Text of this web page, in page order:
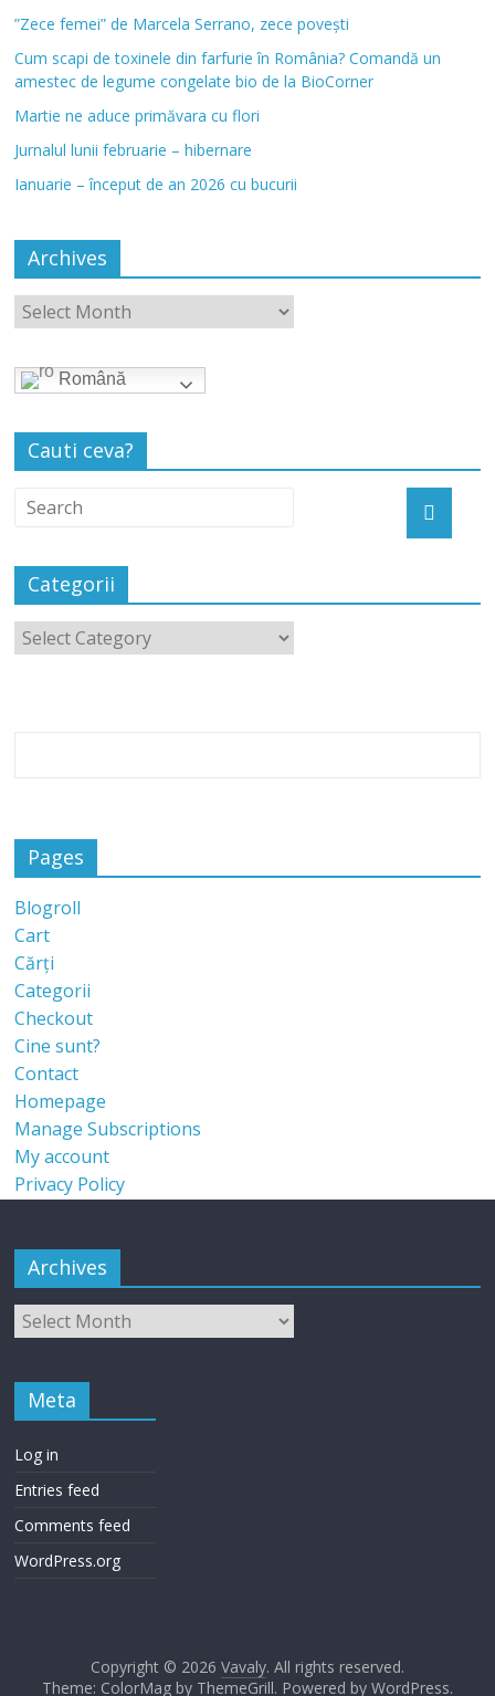
”Zece femei” de Marcela Serrano, zece povești
Cum scapi de toxinele din farfurie în România? Comandă un
amestec de legume congelate bio de la BioCorner
Martie ne aduce primăvara cu flori
Jurnalul lunii februarie – hibernare
Ianuarie – început de an 2026 cu bucurii
Archives
Română
Cauti ceva?
Categorii
Pages
Blogroll
Cart
Cărți
Categorii
Checkout
Cine sunt?
Contact
Homepage
Manage Subscriptions
My account
Privacy Policy
Archives
Meta
Log in
Entries feed
Comments feed
WordPress.org
Copyright © 2026 Vavaly. All rights reserved.
Theme: ColorMag by ThemeGrill. Powered by WordPress.